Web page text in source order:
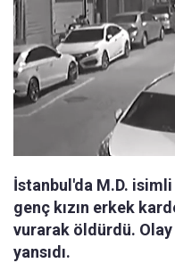
İstanbul'da M.D.
genç kızın erkek
vurarak öldürdü. Olay
yansıdı.